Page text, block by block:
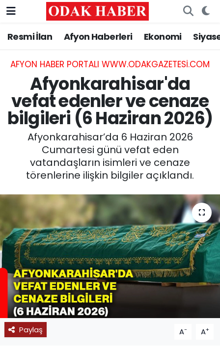
Resmi İlan Afyon Haberleri Ekonomi
AFYON HABER PORTALI WWW.ODAKGAZETESI.COM
Afyonkarahisar'da
vefat edenler ve cenaze
bilgileri (6 Haziran 2026)
Afyonkarahisar’da 6 Haziran 2026
Cumartesi günü vefat eden
vatandaşların isimleri ve cenaze
törenlerine ilişkin bilgiler açıklandı.
Paylaş A- A+
AFYONKARAHİSAR HABERLERİ
Resmi İlan
ASAYİŞ
GÜNCEL
SİYASET
EĞİTİM
SAĞLIK
SPOR
11:11 MANŞET
Nöbetçi Eczaneler
Hava Durumu
Trafik Durumu
Süper Lig Puan Durumu ve Fikstür
Tüm Manşetler
Son Dakika Haberleri